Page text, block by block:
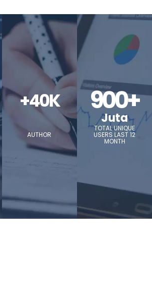
+40K
AUTHOR
900+
Juta
TOTAL UNIQUE
USERS LAST 12
MONTH